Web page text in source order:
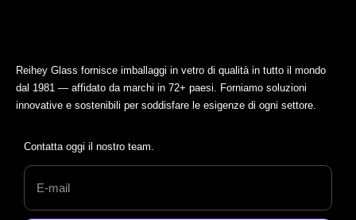
Reihey Glass fornisce imballaggi in vetro di qualità in tutto il mondo
dal 1981 — affidato da marchi in 72+ paesi. Forniamo soluzioni
innovative e sostenibili per soddisfare le esigenze di ogni settore.
Contatta oggi il nostro team.